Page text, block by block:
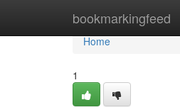
bookmarkingfeed
Home
Home
1